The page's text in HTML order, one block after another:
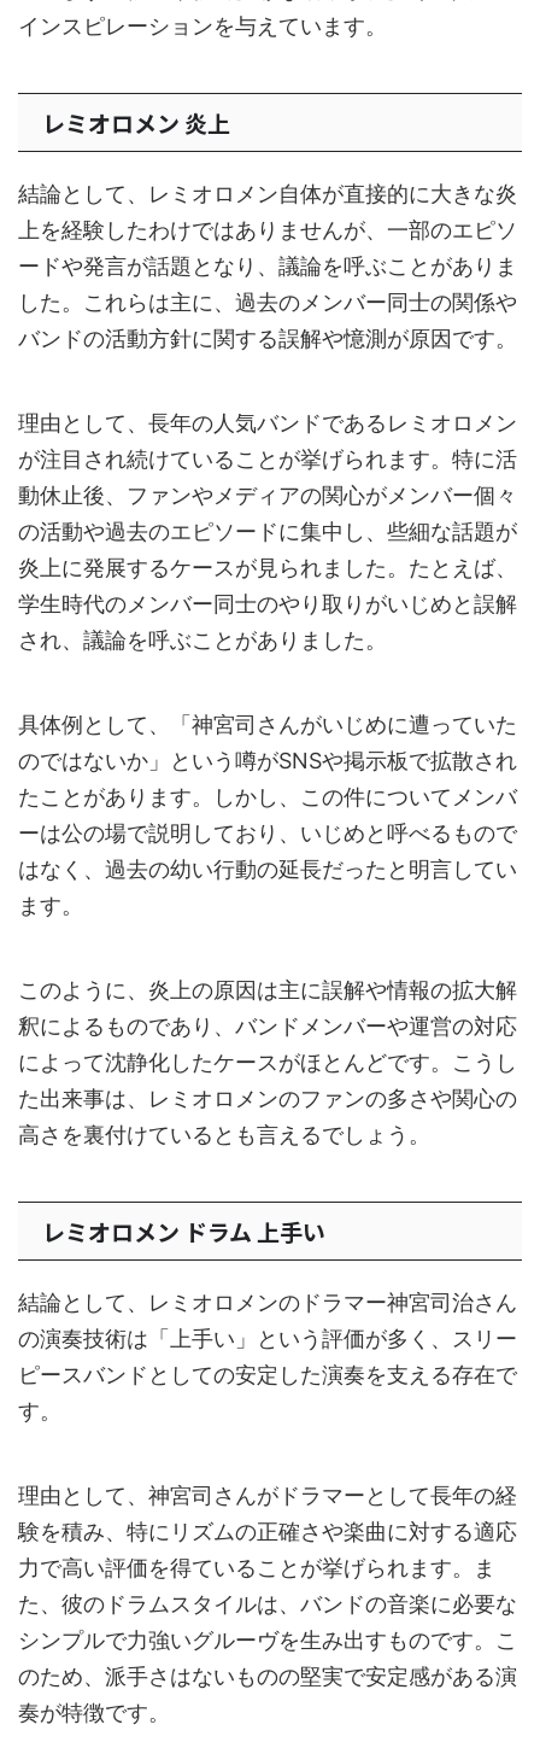
インスピレーションを与えています。
レミオロメン 炎上
結論として、レミオロメン自体が直接的に大きな炎
上を経験したわけではありませんが、一部のエピソ
ードや発言が話題となり、議論を呼ぶことがありま
した。これらは主に、過去のメンバー同士の関係や
バンドの活動方針に関する誤解や憶測が原因です。
理由として、長年の人気バンドであるレミオロメン
が注目され続けていることが挙げられます。特に活
動休止後、ファンやメディアの関心がメンバー個々
の活動や過去のエピソードに集中し、些細な話題が
炎上に発展するケースが見られました。たとえば、
学生時代のメンバー同士のやり取りがいじめと誤解
され、議論を呼ぶことがありました。
具体例として、「神宮司さんがいじめに遭っていた
のではないか」という噂がSNSや掲示板で拡散され
たことがあります。しかし、この件についてメンバ
ーは公の場で説明しており、いじめと呼べるもので
はなく、過去の幼い行動の延長だったと明言してい
ます。
このように、炎上の原因は主に誤解や情報の拡大解
釈によるものであり、バンドメンバーや運営の対応
によって沈静化したケースがほとんどです。こうし
た出来事は、レミオロメンのファンの多さや関心の
高さを裏付けているとも言えるでしょう。
レミオロメン ドラム 上手い
結論として、レミオロメンのドラマー神宮司治さん
の演奏技術は「上手い」という評価が多く、スリー
ピースバンドとしての安定した演奏を支える存在で
す。
理由として、神宮司さんがドラマーとして長年の経
験を積み、特にリズムの正確さや楽曲に対する適応
力で高い評価を得ていることが挙げられます。ま
た、彼のドラムスタイルは、バンドの音楽に必要な
シンプルで力強いグルーヴを生み出すものです。こ
のため、派手さはないものの堅実で安定感がある演
奏が特徴です。